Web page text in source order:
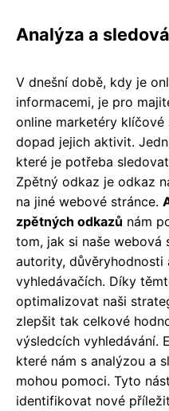
Analýza a
V dnešní době, kdy je
informacemi, je pro
online marketéry
dopad jejich aktivit.
které je potřeba
Zpětný odkaz je odkaz
na jiné webové stránce.
zpětných odkazů nám
tom, jak si naše webová
autority, důvěryhodnosti
vyhledávačích. Díky
optimalizovat naši
zlepšit tak celkové
výsledcích vyhledávání.
které nám s analýzou a
mohou pomoci. Tyto
identifikovat nové